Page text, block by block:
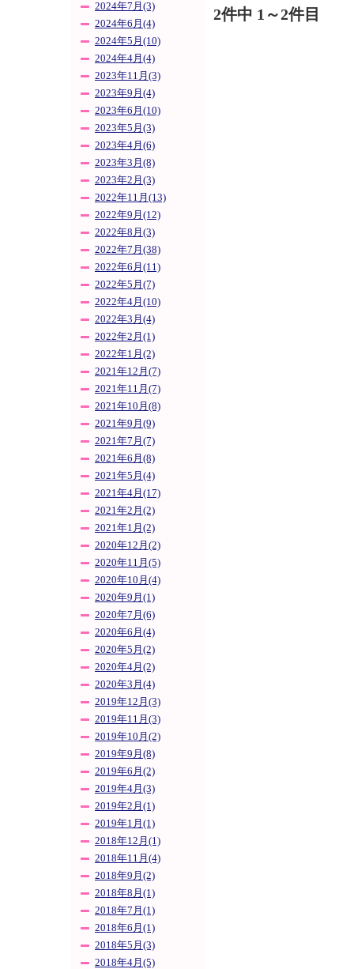
2024年7月(3)
2024年6月(4)
2024年5月(10)
2024年4月(4)
2023年11月(3)
2023年9月(4)
2023年6月(10)
2023年5月(3)
2023年4月(6)
2023年3月(8)
2023年2月(3)
2022年11月(13)
2022年9月(12)
2022年8月(3)
2022年7月(38)
2022年6月(11)
2022年5月(7)
2022年4月(10)
2022年3月(4)
2022年2月(1)
2022年1月(2)
2021年12月(7)
2021年11月(7)
2021年10月(8)
2021年9月(9)
2021年7月(7)
2021年6月(8)
2021年5月(4)
2021年4月(17)
2021年2月(2)
2021年1月(2)
2020年12月(2)
2020年11月(5)
2020年10月(4)
2020年9月(1)
2020年7月(6)
2020年6月(4)
2020年5月(2)
2020年4月(2)
2020年3月(4)
2019年12月(3)
2019年11月(3)
2019年10月(2)
2019年9月(8)
2019年6月(2)
2019年4月(3)
2019年2月(1)
2019年1月(1)
2018年12月(1)
2018年11月(4)
2018年9月(2)
2018年8月(1)
2018年7月(1)
2018年6月(1)
2018年5月(3)
2018年4月(5)
2件中 1～2件目